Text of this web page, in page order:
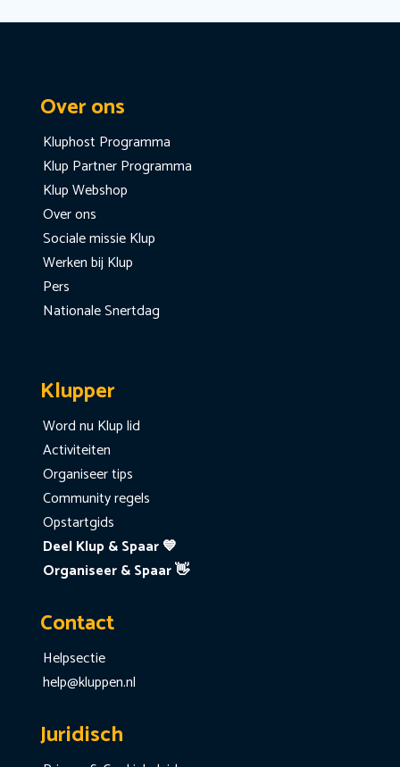
Over ons
Kluphost Programma
Klup Partner Programma
Klup Webshop
Over ons
Sociale missie Klup
Werken bij Klup
Pers
Nationale Snertdag
Klupper
Word nu Klup lid
Activiteiten
Organiseer tips
Community regels
Opstartgids
Deel Klup & Spaar 💙
Organiseer & Spaar 👋
Contact
Helpsectie
help@kluppen.nl
Juridisch